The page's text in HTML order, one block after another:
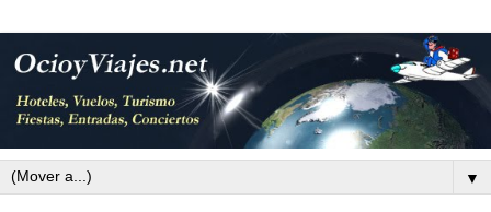
▼